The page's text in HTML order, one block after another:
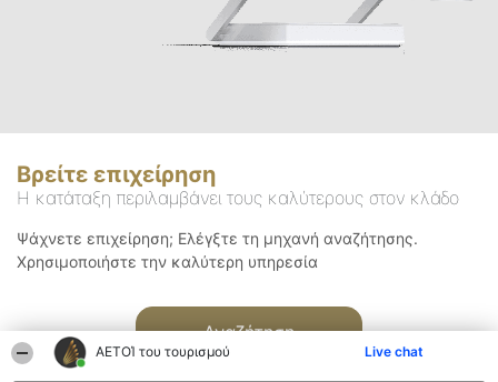
ΑΕΤΟΊ του τουρισμού Live chat
Βρείτε επιχείρηση
Η κατάταξη περιλαμβάνει τους καλύτερους στον κλάδο
Ψάχνετε επιχείρηση; Ελέγξτε τη μηχανή αναζήτησης.
Χρησιμοποιήστε την καλύτερη υπηρεσία
Αναζήτηση